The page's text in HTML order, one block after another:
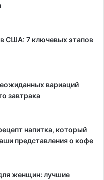
США: 7 ключевых этапов
вариаций
завтрака
напитка, который
представления о кофе
женщин: лучшие